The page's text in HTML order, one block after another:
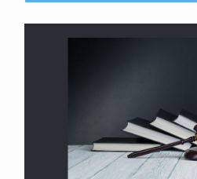
الميلادية أو الهجرية؟